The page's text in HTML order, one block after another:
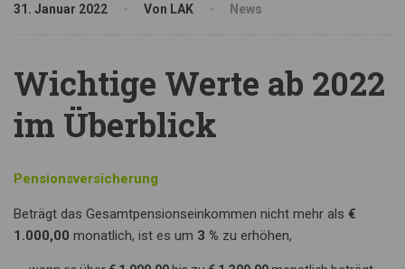
31. Januar 2022 Von LAK News
Wichtige Werte ab 2022
im Überblick
Pensionsversicherung
Beträgt das Gesamtpensionseinkommen nicht mehr als €
1.000,00 monatlich, ist es um 3 % zu erhöhen,